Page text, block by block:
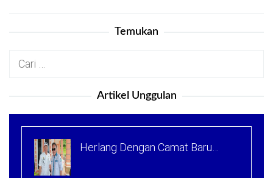
Temukan
Cari
Artikel Unggulan
Herlang Dengan Camat Baru…